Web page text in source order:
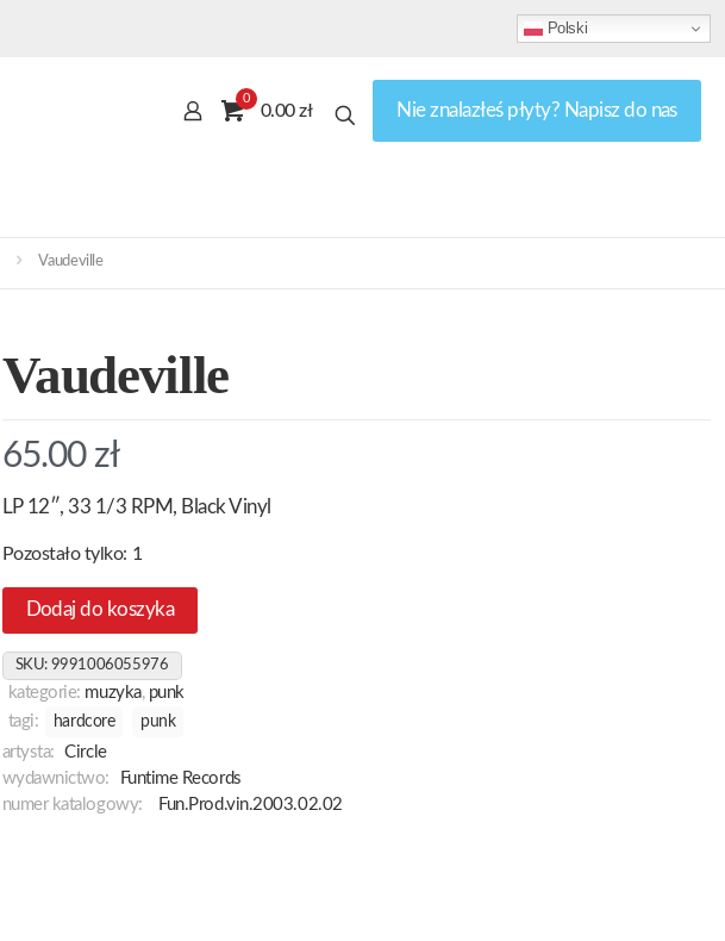
Polski
0
0.00 zł Nie znalazłeś płyty? Napisz do nas
Vaudeville
Vaudeville
65.00 zł
LP 12″, 33 1/3 RPM, Black Vinyl
Pozostało tylko: 1
Dodaj do koszyka
SKU: 9991006055976
kategorie: muzyka, punk
tagi:
hardcore punk
artysta:
Circle
wydawnictwo:
Funtime Records
numer katalogowy:
Fun.Prod.vin.2003.02.02